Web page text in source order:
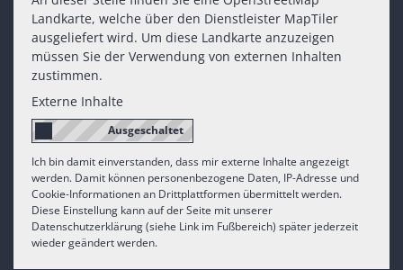
Landkarte, welche über den Dienstleister MapTiler
ausgeliefert wird. Um diese Landkarte anzuzeigen
müssen Sie der Verwendung von externen Inhalten
zustimmen.
Externe Inhalte
Ich bin damit einverstanden, dass mir externe Inhalte angezeigt
werden. Damit können personenbezogene Daten, IP-Adresse und
Cookie-Informationen an Drittplattformen übermittelt werden.
Diese Einstellung kann auf der Seite mit unserer
Datenschutzerklärung (siehe Link im Fußbereich) später jederzeit
wieder geändert werden.